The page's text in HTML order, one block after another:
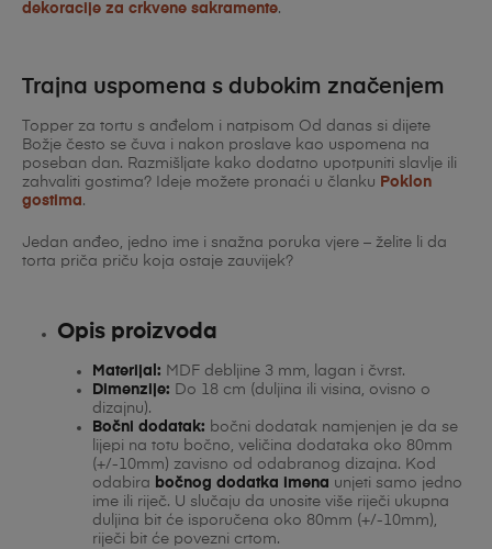
dekoracije za crkvene sakramente.
Trajna uspomena s dubokim značenjem
Topper za tortu s anđelom i natpisom Od danas si dijete
Božje često se čuva i nakon proslave kao uspomena na
poseban dan. Razmišljate kako dodatno upotpuniti slavlje ili
zahvaliti gostima? Ideje možete pronaći u članku Poklon
gostima.
Jedan anđeo, jedno ime i snažna poruka vjere – želite li da
torta priča priču koja ostaje zauvijek?
Opis proizvoda
Materijal: MDF debljine 3 mm, lagan i čvrst.
Dimenzije: Do 18 cm (duljina ili visina, ovisno o
dizajnu).
Bočni dodatak: bočni dodatak namjenjen je da se
lijepi na totu bočno, veličina dodataka oko 80mm
(+/-10mm) zavisno od odabranog dizajna. Kod
odabira bočnog dodatka imena unjeti samo jedno
ime ili riječ. U slučaju da unosite više riječi ukupna
duljina bit će isporučena oko 80mm (+/-10mm),
riječi bit će povezni crtom.